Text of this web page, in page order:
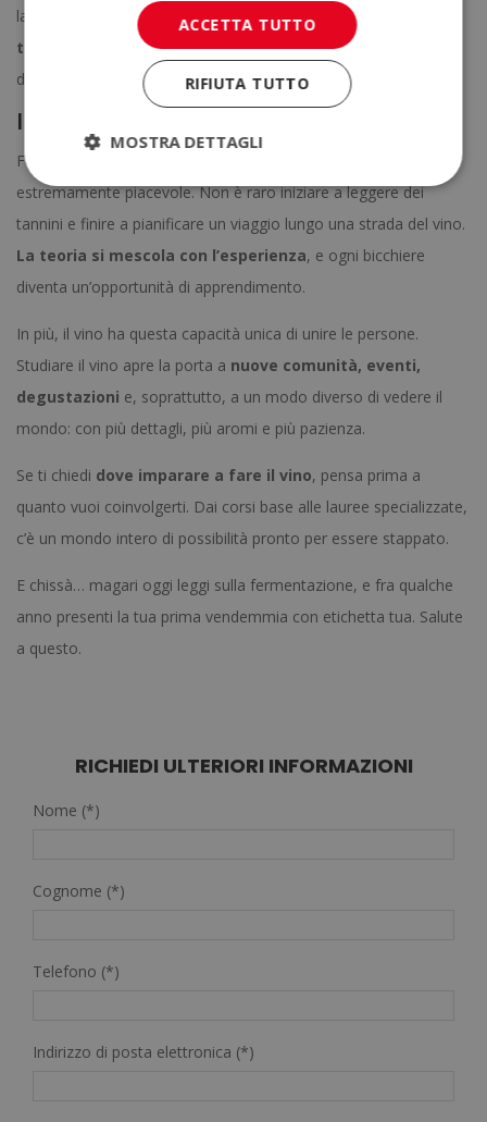
lasciare il lavoro o cambiare città. Inoltre, uniamo
tecnico a una prospettiva imprenditoriale, ideale se sogni
di creare il tuo marchio di vino o una boutique specializzata.
Imparare con senso (e con gusto)
Formarti nella produzione del vino non è solo utile, è anche
estremamente piacevole. Non è raro iniziare a leggere dei
tannini e finire a pianificare un viaggio lungo una strada del vino.
La teoria si mescola con l’esperienza, e ogni bicchiere
diventa un’opportunità di apprendimento.
In più, il vino ha questa capacità unica di unire le persone.
Studiare il vino apre la porta a nuove comunità, eventi,
degustazioni e, soprattutto, a un modo diverso di vedere il
mondo: con più dettagli, più aromi e più pazienza.
Se ti chiedi dove imparare a fare il vino, pensa prima a
quanto vuoi coinvolgerti. Dai corsi base alle lauree specializzate,
c’è un mondo intero di possibilità pronto per essere stappato.
E chissà… magari oggi leggi sulla fermentazione, e fra qualche
anno presenti la tua prima vendemmia con etichetta tua. Salute
a questo.
RICHIEDI ULTERIORI INFORMAZIONI
Nome (*)
Cognome (*)
Telefono (*)
Indirizzo di posta elettronica (*)
ACCETTA TUTTO
RIFIUTA TUTTO
MOSTRA DETTAGLI